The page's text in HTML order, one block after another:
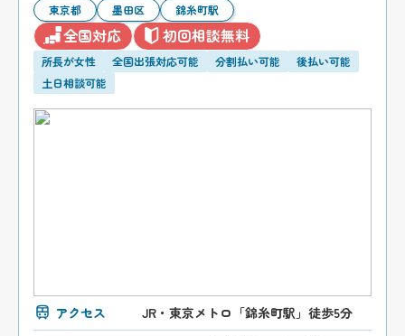
東京都 墨田区 錦糸町駅
全国対応 初回相談無料
所長が女性 全国出張対応可能 分割払い可能
後払い可能
土日相談可能
アクセス JR・東京メトロ「錦糸町駅」徒歩5分